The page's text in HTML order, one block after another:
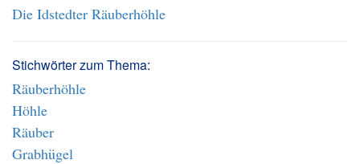
Die Idstedter Räuberhöhle
Stichwörter zum Thema:
Räuberhöhle
Höhle
Räuber
Grabhügel